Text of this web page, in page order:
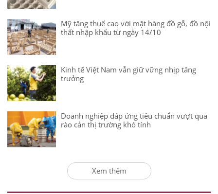
Mỹ tăng thuế cao với mặt hàng đồ gỗ, đồ nội
thất nhập khẩu từ ngày 14/10
Kinh tế Việt Nam vẫn giữ vững nhịp tăng
trưởng
Doanh nghiệp đáp ứng tiêu chuẩn vượt qua
rào cản thị trường khó tính
Xem thêm